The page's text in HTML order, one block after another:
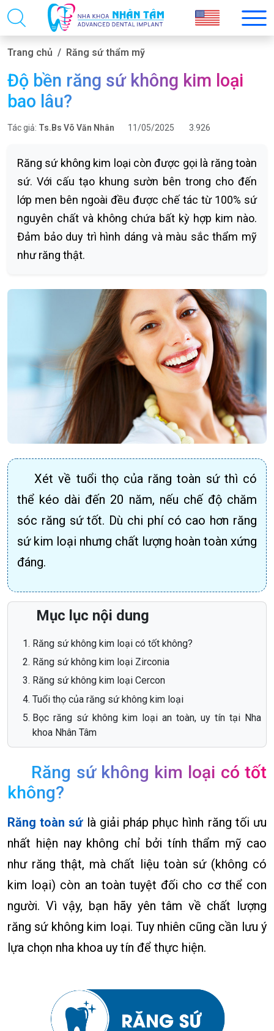
Trang chủ Răng sứ thẩm mỹ
Độ bền răng sứ không kim loại
bao lâu?
Tác giả: Ts.Bs Võ Văn Nhân 11/05/2025 3.926
Răng sứ không kim loại còn được gọi là răng toàn
sứ. Với cấu tạo khung sườn bên trong cho đến
lớp men bên ngoài đều được chế tác từ 100% sứ
nguyên chất và không chứa bất kỳ hợp kim nào.
Đảm bảo duy trì hình dáng và màu sắc thẩm mỹ
như răng thật.
Xét về tuổi thọ của răng toàn sứ thì có
thể kéo dài đến 20 năm, nếu chế độ chăm
sóc răng sứ tốt. Dù chi phí có cao hơn răng
sứ kim loại nhưng chất lượng hoàn toàn xứng
đáng.
Mục lục nội dung
Răng sứ không kim loại có tốt không?
Răng sứ không kim loại Zirconia
Răng sứ không kim loại Cercon
Tuổi thọ của răng sứ không kim loại
Bọc răng sứ không kim loại an toàn, uy tín tại Nha
khoa Nhân Tâm
Răng sứ không kim loại có tốt
không?
Răng toàn sứlà giải pháp phục hình răng tối ưu
nhất hiện nay không chỉ bởi tính thẩm mỹ cao
như răng thật, mà chất liệu toàn sứ (không có
kim loại) còn an toàn tuyệt đối cho cơ thể con
người. Vì vậy, bạn hãy yên tâm về chất lượng
răng sứ không kim loại. Tuy nhiên cũng cần lưu ý
lựa chọn nha khoa uy tín để thực hiện.